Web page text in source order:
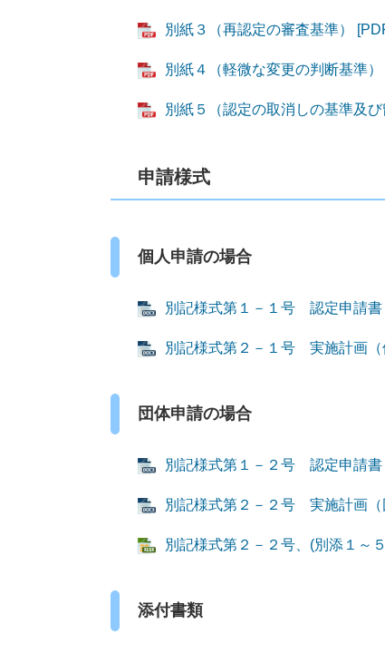
別紙３（再認定の審査基準）
別紙４（軽微な変更の判断基準
別紙５（認定の取消しの基準及
申請様式
個人申請の場合
別記様式第１－１号 認定申請書
別記様式第２－１号 実施計画（
団体申請の場合
別記様式第１－２号 認定申請書
別記様式第２－２号 実施計画（
別記様式第２－２号、(別添１～
添付書類